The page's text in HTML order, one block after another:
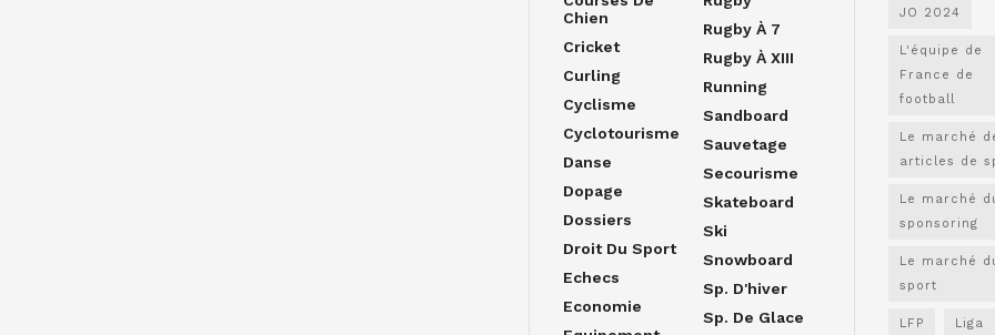
Chien
Cricket
Curling
Cyclisme
Cyclotourisme
Danse
Dopage
Dossiers
Droit Du Sport
Echecs
Economie
Rugby À 7
Rugby À XIII
Running
Sandboard
Sauvetage
Secourisme
Skateboard
Ski
Snowboard
Sp. D'hiver
Sp. De Glace
JO 2024
L'équipe de
France de
football
Le marché
articles de
Le marché
sponsoring
Le marché
sport
LFP Liga